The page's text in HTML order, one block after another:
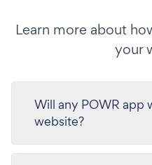
Learn more about
your
Will any POWR app
website?